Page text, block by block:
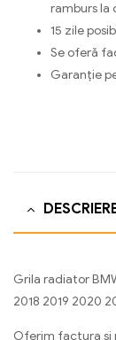
ramburs la
15 zile
Se oferă
Garanție
Grila radiator
2018 2019 2020
Oferim factura si